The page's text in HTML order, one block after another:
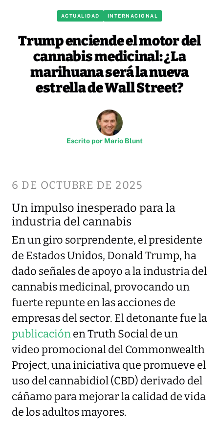
ACTUALIDAD INTERNACIONAL
Trump enciende el motor del
cannabis medicinal: ¿La
marihuana será la nueva
estrella de Wall Street?
Escrito por Mario Blunt
6 DE OCTUBRE DE 2025
Un impulso inesperado para la
industria del cannabis
En un giro sorprendente, el presidente
de Estados Unidos, Donald Trump, ha
dado señales de apoyo a la industria del
cannabis medicinal, provocando un
fuerte repunte en las acciones de
empresas del sector. El detonante fue la
publicaciónen Truth Social de un
video promocional del Commonwealth
Project, una iniciativa que promueve el
uso del cannabidiol (CBD) derivado del
cáñamo para mejorar la calidad de vida
de los adultos mayores.